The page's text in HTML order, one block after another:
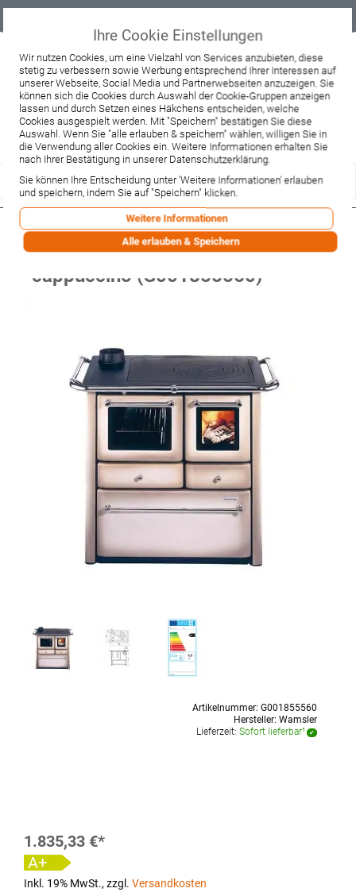
Beratung & Verkauf
+49 37467 66944
Montag - Freitag:
10:00 - 12:00 Uhr
13:00 - 16:00 Uhr
Samstag:
9:00 - 12:00 Uhr
Lieferzeitanfrage Widerruf
WAMSLER Küchenofen,
Rauchrohranschluss links,
cappuccino (G001855560)
Artikelnummer: G001855560
Hersteller: Wamsler
Lieferzeit: Sofort lieferbar¹
1.835,33 €
A+
Inkl. 19% MwSt., zzgl. Versandkosten
Ihre Cookie Einstellungen
Wir nutzen Cookies, um eine Vielzahl von Services anzubieten, diese
stetig zu verbessern sowie Werbung entsprechend Ihrer Interessen auf
unserer Webseite, Social Media und Partnerwebseiten anzuzeigen. Sie
können sich die Cookies durch Auswahl der Cookie-Gruppen anzeigen
lassen und durch Setzen eines Häkchens entscheiden, welche
Cookies ausgespielt werden. Mit "Speichern" bestätigen Sie diese
Auswahl. Wenn Sie "alle erlauben & speichern" wählen, willigen Sie in
die Verwendung aller Cookies ein. Weitere Informationen erhalten Sie
nach Ihrer Bestätigung in unserer Datenschutzerklärung.
Sie können Ihre Entscheidung unter 'Weitere Informationen' erlauben
und speichern, indem Sie auf "Speichern" klicken.
Weitere Informationen
Alle erlauben & Speichern